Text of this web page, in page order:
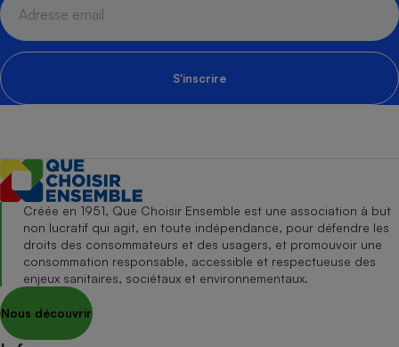
S'inscrire
Créée en 1951, Que Choisir Ensemble est une association à but
non lucratif qui agit, en toute indépendance, pour défendre les
droits des consommateurs et des usagers, et promouvoir une
consommation responsable, accessible et respectueuse des
enjeux sanitaires, sociétaux et environnementaux.
Nous découvrir